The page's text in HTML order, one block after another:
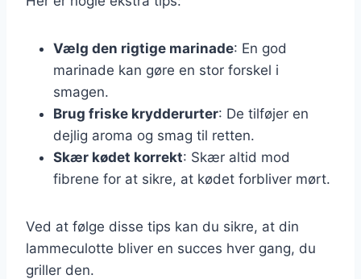
Vælg den rigtige marinade: En god
marinade kan gøre en stor forskel i
smagen.
Brug friske krydderurter: De tilføjer en
dejlig aroma og smag til retten.
Skær kødet korrekt: Skær altid mod
fibrene for at sikre, at kødet forbliver mørt.
Ved at følge disse tips kan du sikre, at din
lammeculotte bliver en succes hver gang, du
griller den.